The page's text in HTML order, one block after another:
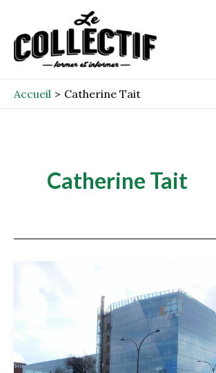
contenu
Accueil Catherine Tait
Catherine Tait